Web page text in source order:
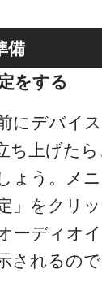
備
をする
にデバイ
ち上げた
ょう。
メ
」をクリ
ーディオ
されるの